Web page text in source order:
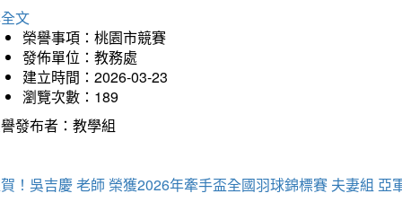
文
榮譽事項：桃園市競賽
發佈單位：教務處
建立時間：2026-03-23
瀏覽次數：189
發布者：教學組
！吳吉慶 老師 榮獲2026年牽手盃全國羽球錦標賽 夫妻組 亞